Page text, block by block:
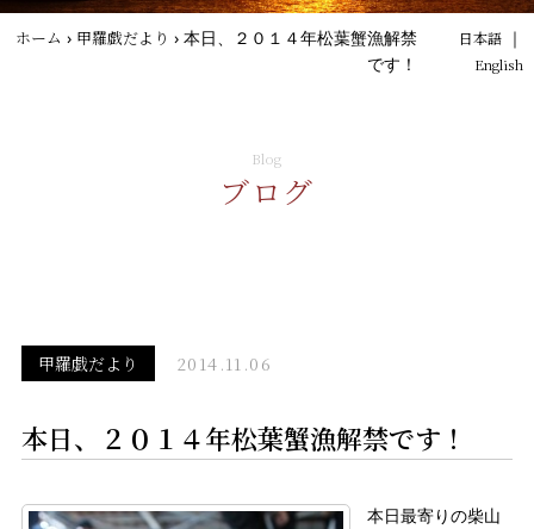
ホーム › 甲羅戯だより ›本日、２０１４年松葉蟹漁解禁
です！
日本語 ｜
English
Blog
ブログ
甲羅戯だより 2014.11.06
本日、２０１４年松葉蟹漁解禁です！
本日最寄りの柴山